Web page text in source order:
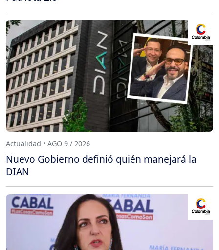
Actualidad • AGO 9 / 2026
Nuevo Gobierno definió quién manejará la
DIAN